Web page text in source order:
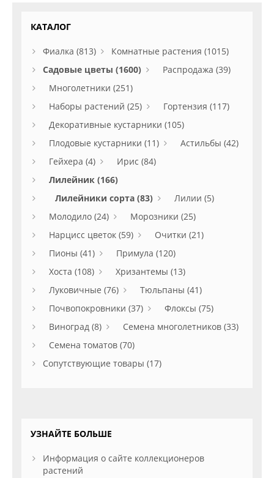
КАТАЛОГ
Фиалка (813)
Комнатные растения (1015)
Садовые цветы (1600)
Распродажа (39)
Многолетники (251)
Наборы растений (25)
Гортензия (117)
Декоративные кустарники (105)
Плодовые кустарники (11)
Астильбы (42)
Гейхера (4)
Ирис (84)
Лилейник (166)
Лилейники сорта (83)
Лилии (5)
Молодило (24)
Морозники (25)
Нарцисс цветок (59)
Очитки (21)
Пионы (41)
Примула (120)
Хоста (108)
Хризантемы (13)
Луковичные (76)
Тюльпаны (41)
Почвопокровники (37)
Флоксы (75)
Виноград (8)
Семена многолетников (33)
Семена томатов (70)
Сопутствующие товары (17)
УЗНАЙТЕ БОЛЬШЕ
Информация о сайте коллекционеров
растений